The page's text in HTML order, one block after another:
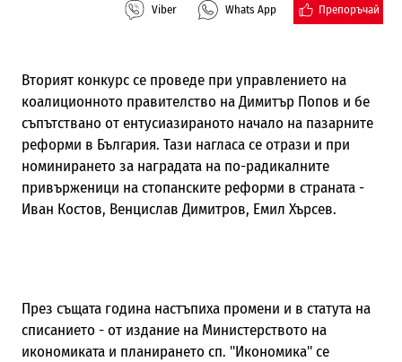
Viber Whats App Препоръчай
Вторият конкурс се проведе при управлението на
коалиционното правителство на Димитър Попов и бе
съпътствано от ентусиазираното начало на пазарните
реформи в България. Тази нагласа се отрази и при
номинирането за наградата на по-радикалните
привърженици на стопанските реформи в страната -
Иван Костов, Венцислав Димитров, Емил Хърсев.
През същата година настъпиха промени и в статута на
списанието - от издание на Министерството на
икономиката и планирането сп. "Икономика" се